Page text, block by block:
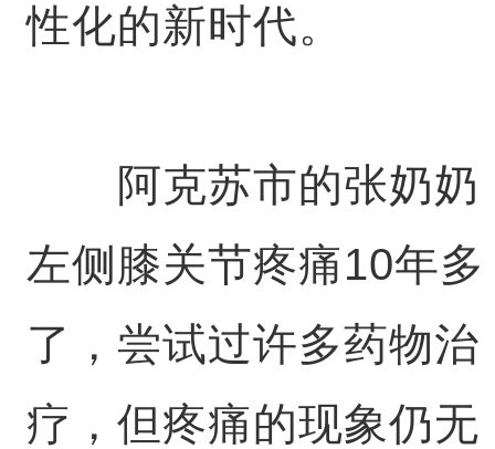
性化的新时代。
阿克苏市的张奶奶
左侧膝关节疼痛10年多
了，尝试过许多药物治
疗，但疼痛的现象仍无